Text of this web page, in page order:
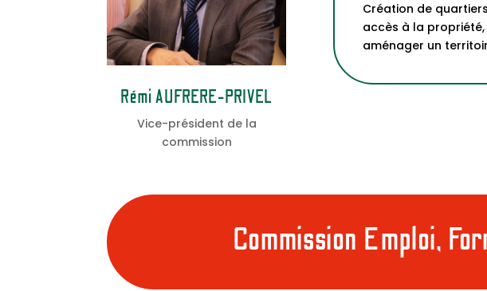
Rémi AUFRERE-PRIVEL
Vice-président de la
commission
Création de
accès à la
aménager un
Commission Emploi,